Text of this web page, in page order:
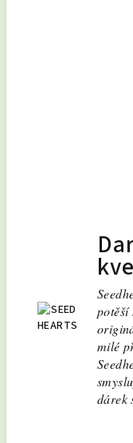
potěší
milé
dárek